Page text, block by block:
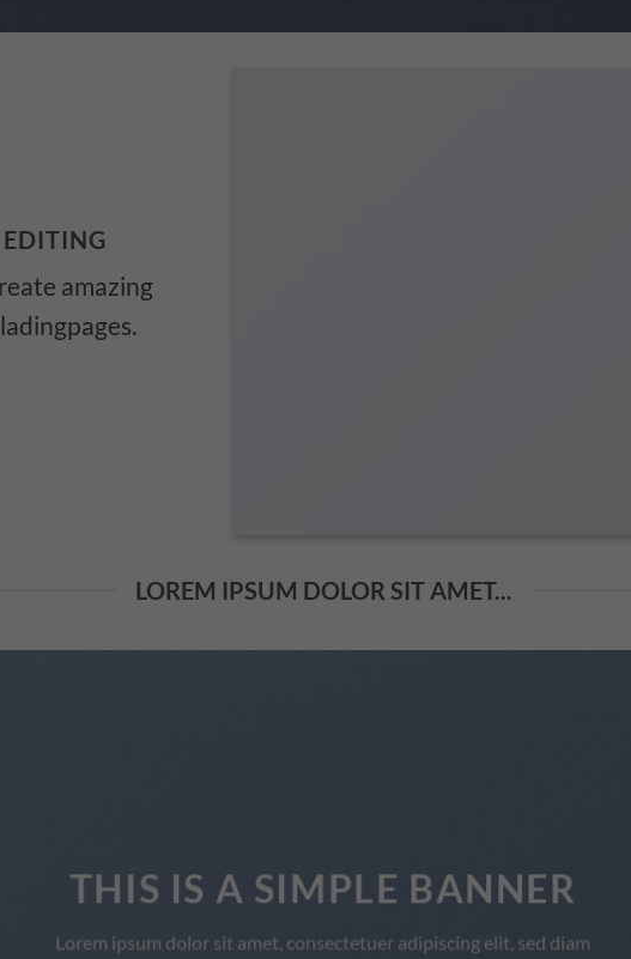
amazing
LOREM IPSUM DOLOR SIT AMET...
THIS IS A SIMPLE BANNER
Lorem ipsum dolor sit amet, consectetuer adipiscing elit, sed diam